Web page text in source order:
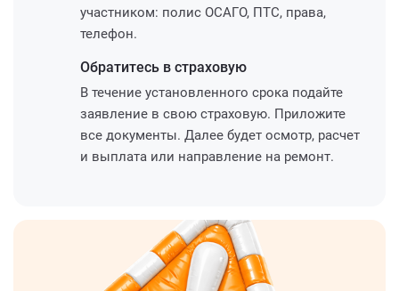
участником: полис ОСАГО, ПТС, права,
телефон.
Обратитесь в страховую
В течение установленного срока подайте
заявление в свою страховую. Приложите
все документы. Далее будет осмотр, расчет
и выплата или направление на ремонт.